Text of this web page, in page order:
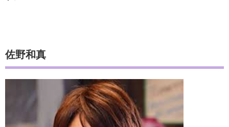
佐野和真